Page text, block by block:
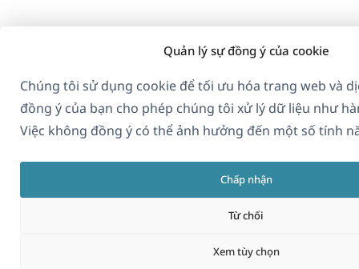
Quản lý sự đồng ý của cookie
Chúng tôi sử dụng cookie để tối ưu hóa trang web và
đồng ý của bạn cho phép chúng tôi xử lý dữ liệu như
Việc không đồng ý có thể ảnh hưởng đến một số tính
Chấp nhận
Từ chối
Xem tùy chọn